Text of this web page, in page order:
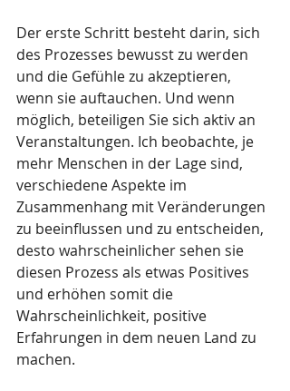
Der erste Schritt besteht darin, sich
des Prozesses bewusst zu werden
und die Gefühle zu akzeptieren,
wenn sie auftauchen. Und wenn
möglich, beteiligen Sie sich aktiv an
Veranstaltungen. Ich beobachte, je
mehr Menschen in der Lage sind,
verschiedene Aspekte im
Zusammenhang mit Veränderungen
zu beeinflussen und zu entscheiden,
desto wahrscheinlicher sehen sie
diesen Prozess als etwas Positives
und erhöhen somit die
Wahrscheinlichkeit, positive
Erfahrungen in dem neuen Land zu
machen.